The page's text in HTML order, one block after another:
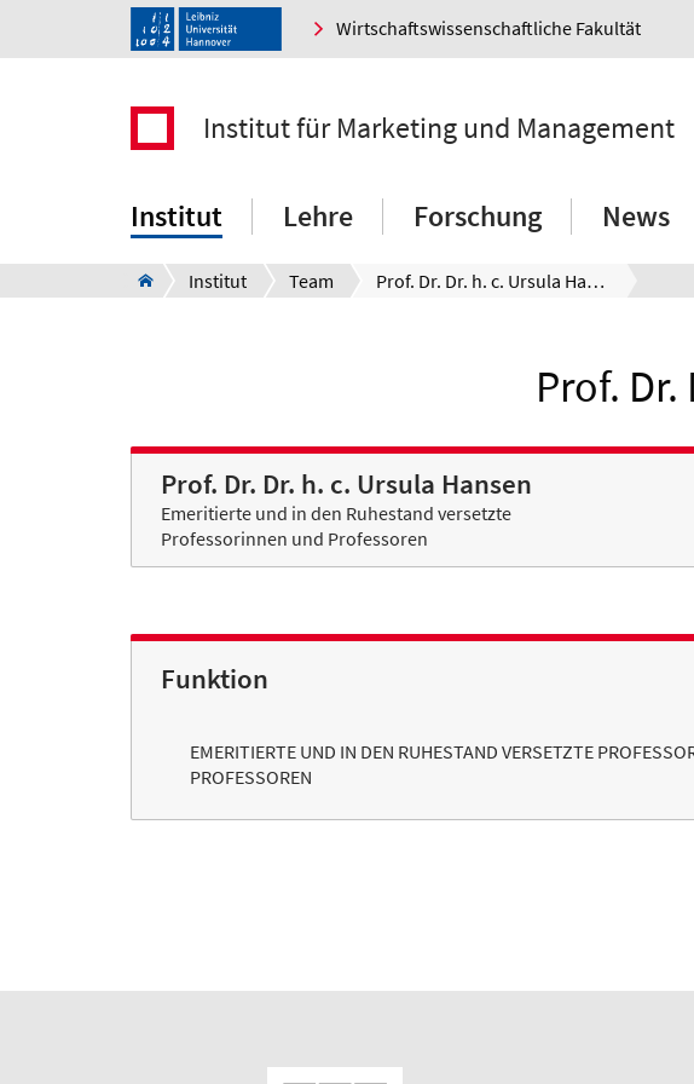
Wirtschaftswissenschaftliche Fakultät
Institut für Marketing und Management
Institut Lehre Forschung News
Institut Team Prof. Dr. Dr. h. c. Ursula Hansen
Prof.
Prof. Dr. Dr. h. c. Ursula Hansen
Emeritierte und in den Ruhestand versetzte
Professorinnen und Professoren
Funktion
EMERITIERTE UND IN DEN RUHESTAND VERSETZTE
PROFESSOREN